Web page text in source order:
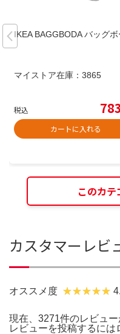
IKEA BAGGBODA バッグ
マイストア在庫： 3865
税込
カートに入れる
このカ
カスタマーレビ
オススメ度
現在、3271件のレビュー
レビューを投稿するには